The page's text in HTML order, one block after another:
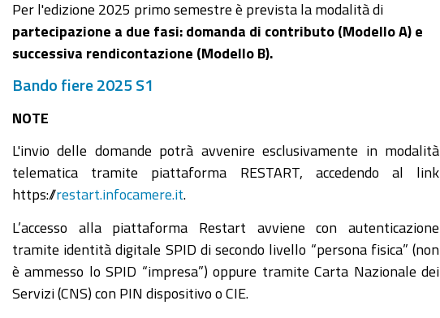
Per l'edizione 2025 primo semestre è prevista la modalità di
partecipazione a due fasi: domanda di contributo (Modello A) e
successiva rendicontazione (Modello B).
Bando fiere 2025 S1
NOTE
L'invio delle domande potrà avvenire esclusivamente in modalità
telematica tramite piattaforma RESTART, accedendo al link
https://restart.infocamere.it
L’accesso alla piattaforma Restart avviene con autenticazione
tramite identità digitale SPID di secondo livello “persona fisica” (non
è ammesso lo SPID “impresa”) oppure tramite Carta Nazionale dei
Servizi (CNS) con PIN dispositivo o CIE.